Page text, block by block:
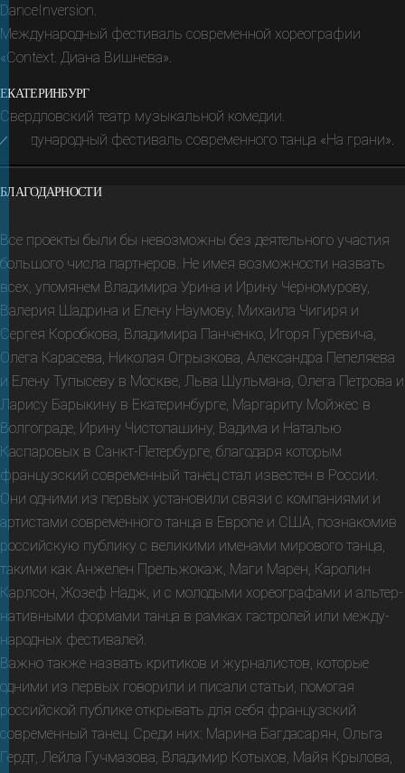
DanceInversion.
Международный фестиваль современной хореографии
«Context. Диана Вишнева».
ЕКАТЕРИНБУРГ
Свердловский театр музыкальной комедии.
Международный фестиваль современного танца «На грани».
БЛАГОДАРНОСТИ
Все проекты были бы невозможны без деятель­ного участия
боль­шого числа партне­ров. Не имея возмож­ности назвать
всех, упомя­нем Владимира Урина и Ирину Черномурову,
Валерия Шадрина и Елену Наумову, Михаила Чигиря и
Сергея Коробкова, Владимира Панченко, Игоря Гуревича,
Олега Карасева, Николая Огрызкова, Александра Пепеляева
и Елену Тупысеву в Москве, Льва Шульмана, Олега Петрова и
Ларису Барыкину в Екатерин­бурге, Маргариту Мойжес в
Волгограде, Ирину Чистопашину, Вадима и Наталью
Каспаровых в Санкт-Петер­бурге, благо­даря кото­рым
француз­ский современ­ный танец стал извес­тен в России.
Они одними из первых устано­вили связи с компа­ниями и
артис­тами совре­мен­ного танца в Европе и США, познако­мив
рос­сий­скую публику с вели­кими име­нами миро­вого танца,
такими как Анжелен Прель­жокаж, Маги Марен, Каролин
Карлсон, Жозеф Надж, и с моло­дыми хорео­графа­ми и альтер­
натив­ными формами танца в рамках гастро­лей или между­
народ­ных фестивалей.
Важно также назвать критиков и журналистов, которые
одними из первых говорили и писали статьи, помогая
российской публике открывать для себя французский
современный танец. Среди них: Марина Багдасарян, Ольга
Гердт, Лейла Гучмазова, Владимир Котыхов, Майя Крылова,